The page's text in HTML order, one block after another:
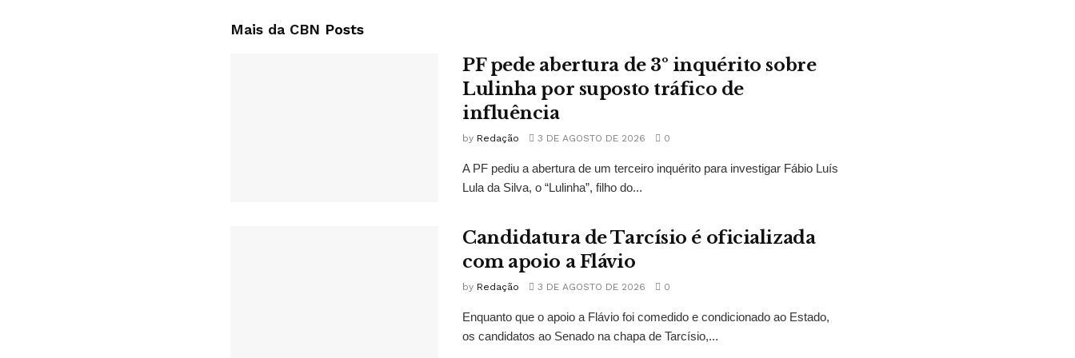
Mais da CBN Posts
PF pede abertura de 3º inquérito sobre
Lulinha por suposto tráfico de
influência
by Redação 3 DE AGOSTO DE 2026 0
A PF pediu a abertura de um terceiro inquérito para investigar Fábio Luís
Lula da Silva, o “Lulinha”, filho do...
Candidatura de Tarcísio é oficializada
com apoio a Flávio
by Redação 3 DE AGOSTO DE 2026 0
Enquanto que o apoio a Flávio foi comedido e condicionado ao Estado,
os candidatos ao Senado na chapa de Tarcísio,...